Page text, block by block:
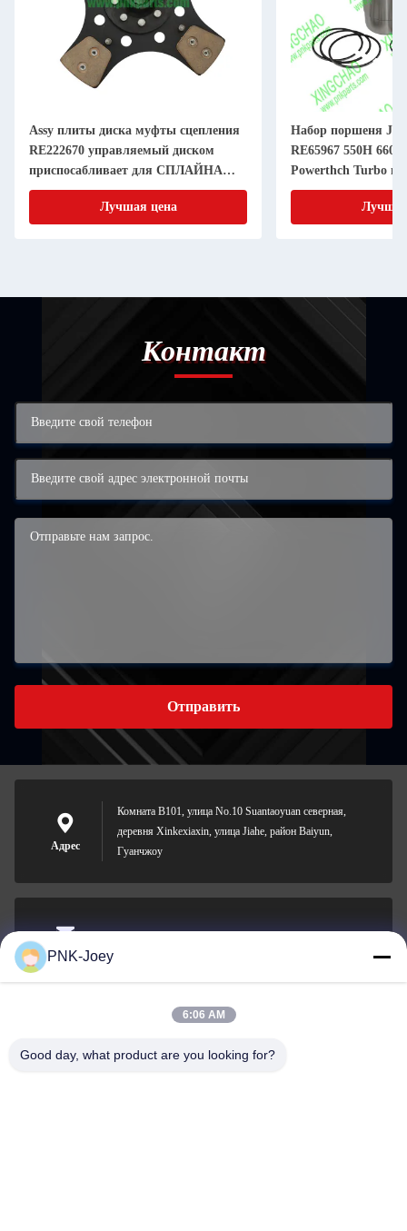
Assy плиты диска муфты сцепления
RE222670 управляемый диском
приспосабливает для СПЛАЙНА
дюйма 20 частей машинного
оборудования 11 земледелия
Лучшая цена
Набор поршеня JD
RE65967 550H 6603
Powerthch Turbo
втулки цилиндра
Контакт
Отправить
Адрес
Комната B101, улица No.10 Suantaoyuan северная,
деревня Xinkexiaxin, улица Jiahe, район Baiyun,
Гуанчжоу
Электронная
008613580404923
PNK-Joey
6:06 AM
Good day, what product are you looking for?